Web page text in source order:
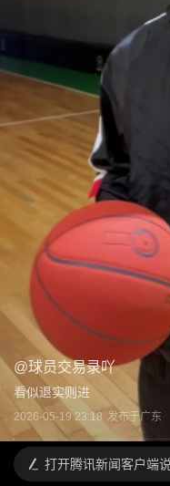
@球员交易录吖
看似退实则进
2026-05-19 23:18 发布于广东
打开腾讯新闻客户端